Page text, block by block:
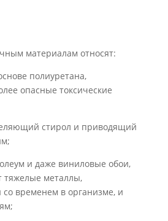
материалам относят:
полиуретана,
опасные токсические
стирол и приводящий
и даже виниловые обои,
тяжелые металлы,
временем в организме, и